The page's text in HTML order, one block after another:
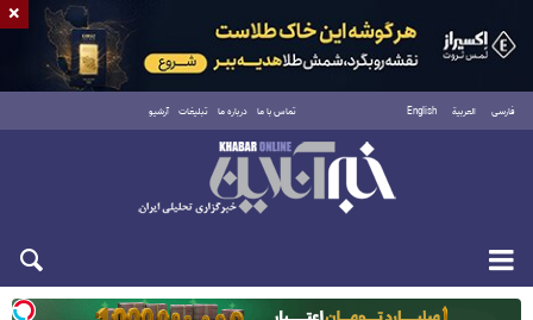
فارسی العربية English تماس با ما درباره ما تبلیغات آرشیو
دوشنبه ۱۹ مرداد ۱۴۰۵
×